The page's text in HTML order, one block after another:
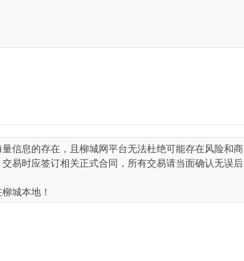
信息的存在，且柳城网平台无法杜绝可能存在风险和商
易时应签订相关正式合同，所有交易请当面确认无误后
城本地！